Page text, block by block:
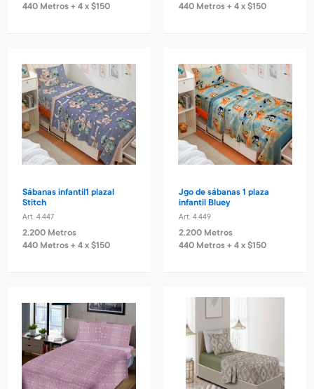
440 Metros + 4 x $150
440 Metros + 4 x $150
Sábanas infantil1 plazal
Stitch
Art. 4.447
2.200 Metros
440 Metros + 4 x $150
Jgo de sábanas 1 plaza
infantil Bluey
Art. 4.449
2.200 Metros
440 Metros + 4 x $150